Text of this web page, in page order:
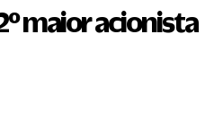
maior acionista